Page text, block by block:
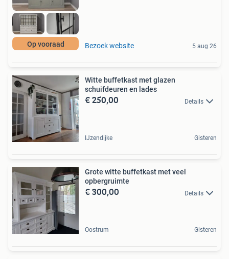
Op vooraad Bezoek website 5 aug 26
Witte buffetkast met glazen
schuifdeuren en lades
€ 250,00 Details
IJzendijke Gisteren
Grote witte buffetkast met veel
opbergruimte
€ 300,00 Details
Oostrum Gisteren